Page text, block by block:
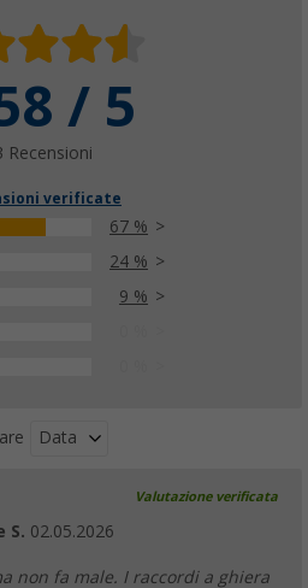
/ 5
Recensioni
verificate
67 %
24 %
9 %
Data
Valutazione verificata
S. 02.05.2026
non fa male. I raccordi a ghiera